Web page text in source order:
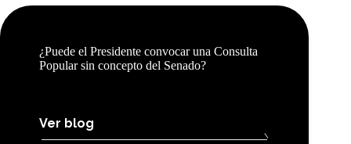
¿Puede el Presidente convocar una Consulta
Popular sin concepto del Senado?
Ver blog